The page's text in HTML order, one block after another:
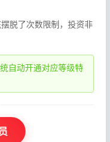
脱了次数限制，投资非
自动开通对应等级特